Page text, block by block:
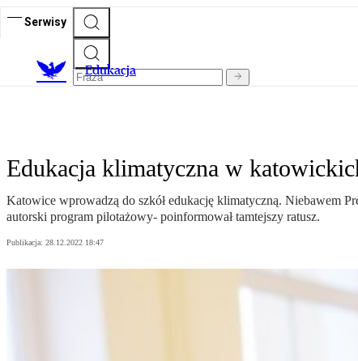
Serwisy
Edukacja
Edukacja klimatyczna w
Katowice wprowadzą do szkół edukację klimatyczną. Niebawem
autorski program pilotażowy- poinformował tamtejszy ratusz.
Publikacja: 28.12.2022 18:47